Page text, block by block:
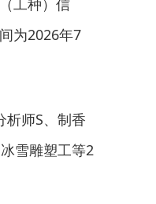
工种）信
为2026年7
析师S、制香
雪雕塑工等2